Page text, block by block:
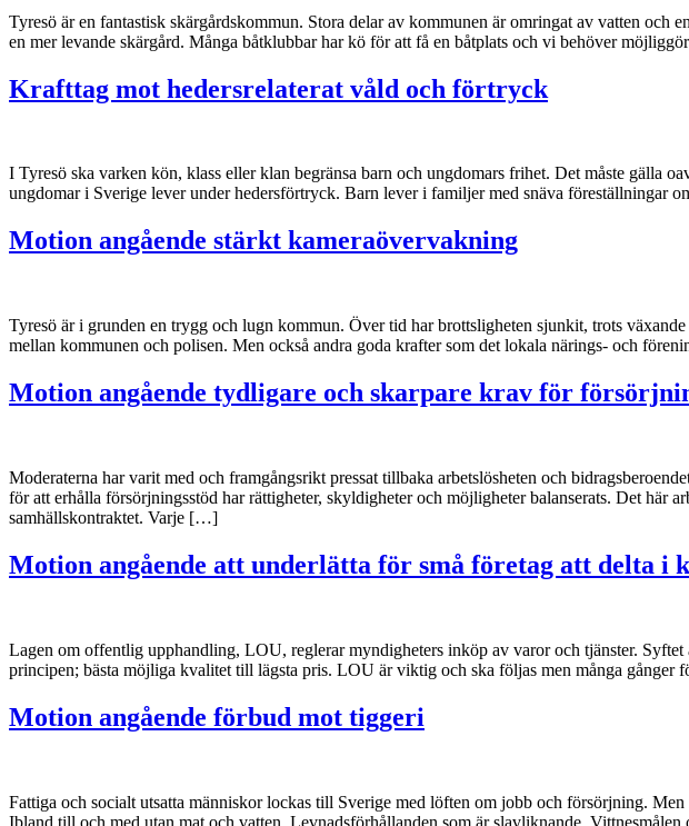
Tyresö är en fantastisk skärgårdskommun. Stora delar av kommunen är omringat av vatten
en mer levande skärgård. Många båtklubbar har kö för att få en båtplats och vi behöver
Krafttag mot hedersrelaterat våld och förtryck
I Tyresö ska varken kön, klass eller klan begränsa barn och ungdomars frihet. Det måste gälla
ungdomar i Sverige lever under hedersförtryck. Barn lever i familjer med snäva föreställningar
Motion angående stärkt kameraövervakning
Tyresö är i grunden en trygg och lugn kommun. Över tid har brottsligheten sjunkit, trots
mellan kommunen och polisen. Men också andra goda krafter som det lokala närings- och
Motion angående tydligare och skarpare krav för
Moderaterna har varit med och framgångsrikt pressat tillbaka arbetslösheten och
för att erhålla försörjningsstöd har rättigheter, skyldigheter och möjligheter balanserats. Det här
samhällskontraktet. Varje […]
Motion angående att underlätta för små företag att delta i
Lagen om offentlig upphandling, LOU, reglerar myndigheters inköp av varor och tjänster.
principen; bästa möjliga kvalitet till lägsta pris. LOU är viktig och ska följas men många
Motion angående förbud mot tiggeri
Fattiga och socialt utsatta människor lockas till Sverige med löften om jobb och försörjning.
Ibland till och med utan mat och vatten. Levnadsförhållanden som är slavliknande.